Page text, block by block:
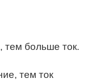
больше ток.
тем ток